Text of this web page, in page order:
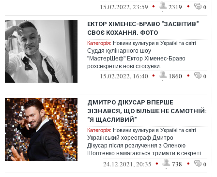
закоханий!"
15.02.2022, 23:59 • 2319 • 0
ЕКТОР ХІМЕНЕС-БРАВО "ЗАСВІТИВ"
СВОЄ КОХАННЯ. ФОТО
Категорія: Новини культури в Україні та світі
Суддя кулінарного шоу
"МастерШеф" Ектор Хіменес-Браво
розсекретив нові стосунки.
15.02.2022, 16:40 • 1860 • 0
ДМИТРО ДІКУСАР ВПЕРШЕ
ЗІЗНАВСЯ, ЩО БІЛЬШЕ НЕ САМОТНІЙ:
"Я ЩАСЛИВИЙ"
Категорія: Новини культури в Україні та світі
Український хореограф Дмитро
Дікусар після розлучення з Оленою
Шоптенко намагається тримати в секреті
своє особисте життя.
24.12.2021, 20:35 • 738 • 0